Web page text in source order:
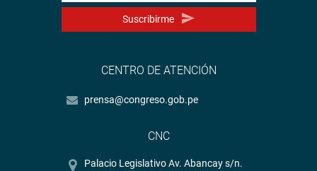
Suscribirme
CENTRO DE ATENCIÓN
prensa@congreso.gob.pe
CNC
Palacio Legislativo Av. Abancay s/n.